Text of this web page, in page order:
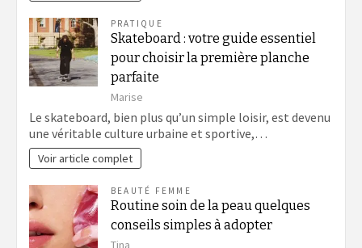
PRATIQUE
Skateboard : votre guide essentiel
pour choisir la première planche
parfaite
Marise
Le skateboard, bien plus qu’un simple loisir, est devenu
une véritable culture urbaine et sportive,…
Voir article complet
BEAUTÉ FEMME
Routine soin de la peau quelques
conseils simples à adopter
Tina